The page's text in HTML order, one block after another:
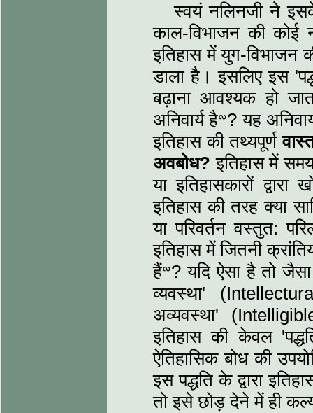
स्‍वयं नलिनजी ने
काल-विभाजन की कोई
इतिहास में युग-विभाजन
डाला है। इसलिए इस
बढ़ाना आवश्‍यक हो
अनिवार्य हैᣛ? यह
इतिहास की तथ्‍यपूर्ण
अवबोध?इतिहास में
या इतिहासकारों
इतिहास की तरह क्‍या
या परिवर्तन वस्‍तुत:
इतिहास में जितनी
हैंᣛ? यदि ऐसा है तो
व्‍यवस्‍था'
अव्यवस्‍था'
इतिहास की केवल
ऐतिहासिक बोध की
इस पद्धति के द्वारा
तो इसे छोड़ देने में ही